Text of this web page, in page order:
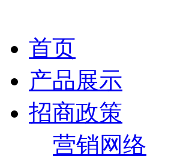
首页
产品展示
招商政策
营销网络